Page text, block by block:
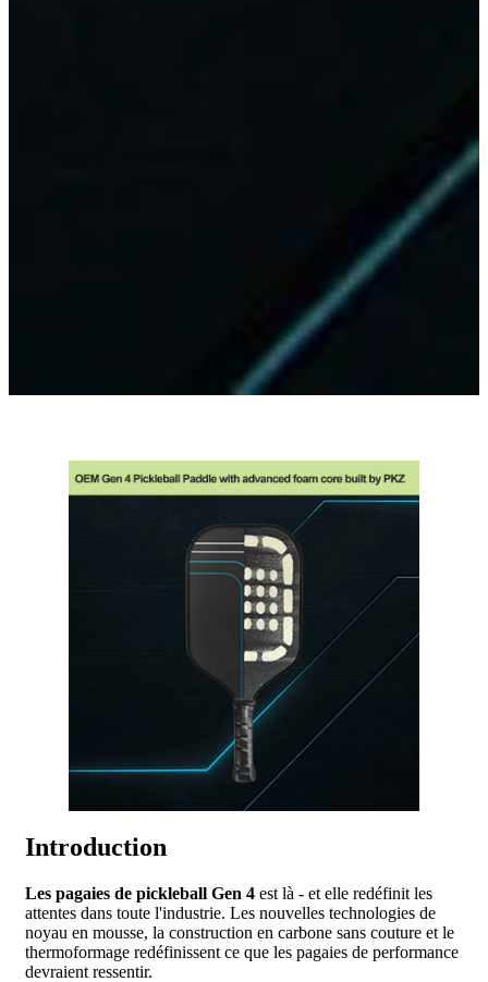
Introduction
Les pagaies de pickleball Gen 4 est là - et elle redéfinit les
attentes dans toute l'industrie. Les nouvelles technologies de
noyau en mousse, la construction en carbone sans couture et le
thermoformage redéfinissent ce que les pagaies de performance
devraient ressentir.